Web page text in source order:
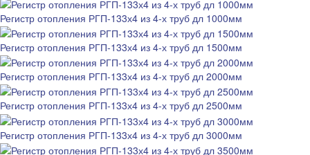
Регистр отопления РГП-133х4 из 4-х труб дл 1000мм
Регистр отопления РГП-133х4 из 4-х труб дл 1500мм
Регистр отопления РГП-133х4 из 4-х труб дл 2000мм
Регистр отопления РГП-133х4 из 4-х труб дл 2500мм
Регистр отопления РГП-133х4 из 4-х труб дл 3000мм